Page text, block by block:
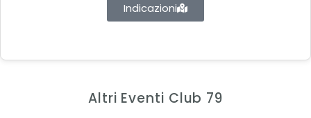
Indicazioni
Altri Eventi Club 79